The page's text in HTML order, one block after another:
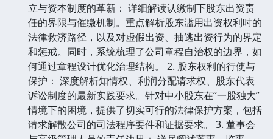
立与资本制度的革新： 详细解读认缴制下股东出资责
任的界限与催缴机制。重点解析股东滥用出资权利时的
法律救济路径，以及对虚假出资、抽逃出资行为的界定
和惩戒。同时，系统梳理了公司章程自治权的边界，如
何通过章程设计优化治理结构。 2. 股东权利的行使与
保护： 深度解析知情权、利润分配请求权、股东代表
诉讼制度的最新实践要求。针对中小股东在“一股独大”
情境下的困境，提供了切实可行的法律保护方案，包括
请求解散公司的司法程序要件和证据要求。 3. 董事会